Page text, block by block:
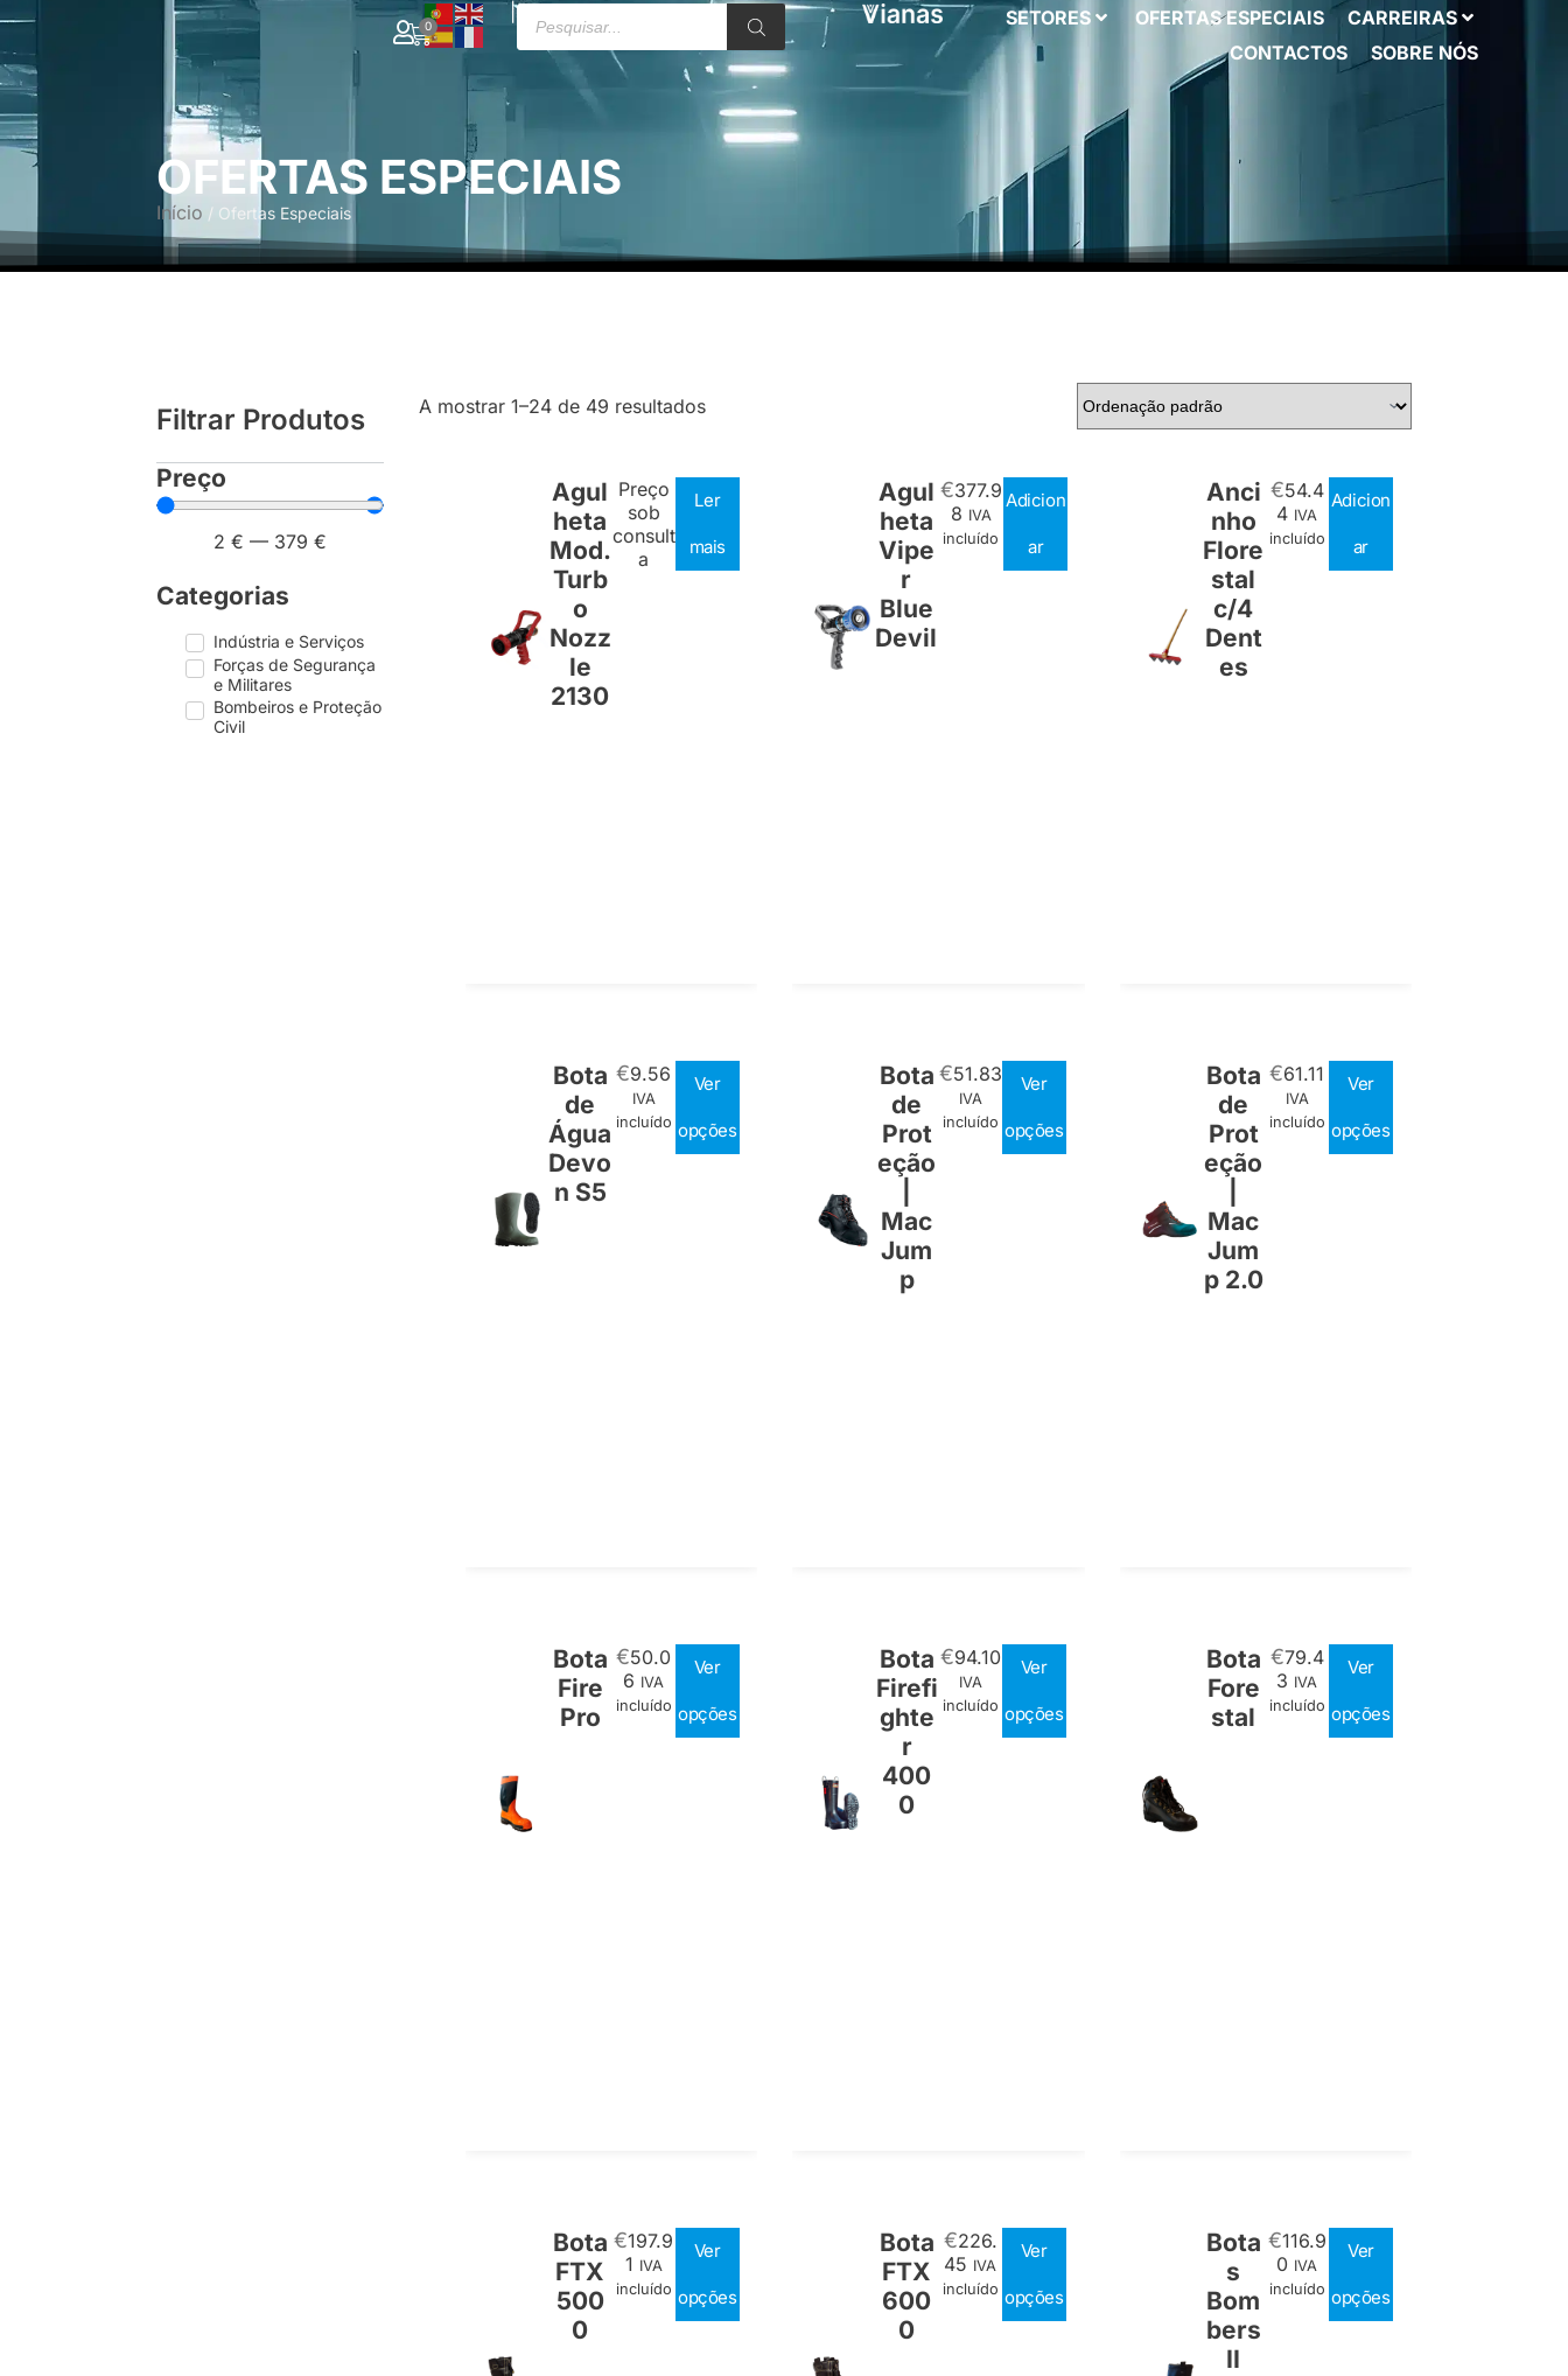
0
| SETORES OFERTAS ESPECIAIS
CARREIRAS
CONTACTOS
SOBRE NÓS
OFERTAS ESPECIAIS
Início / Ofertas Especiais
Filtrar Produtos
Preço
2 € — 379 €
Categorias
Indústria e Serviços
Forças de Segurança
e Militares
Bombeiros e Proteção
Civil
A mostrar 1–24 de 49 resultados
Agul
heta
Mod.
Turb
o
Nozz
le
2130
Preço
sob
consult
a
Ler
mais
Agul
heta
Vipe
r
Blue
Devil
€377.9
8 IVA
incluído
Adicion
ar
Anci
nho
Flore
stal
c/4
Dent
es
€54.4
4 IVA
incluído
Adicion
ar
Bota
de
Água
Devo
n S5
€9.56
IVA
incluído
Ver
opções
Bota
de
Prot
eção
Mac
Jum
p
€51.83
IVA
incluído
Ver
opções
Bota
de
Prot
eção
Mac
Jum
p 2.0
€61.11
IVA
incluído
Ver
opções
Bota
Fire
Pro
€50.0
6 IVA
incluído
Ver
opções
Bota
Firefi
ghte
r
400
0
€94.10
IVA
incluído
Ver
opções
Bota
Fore
stal
€79.4
3 IVA
incluído
Ver
opções
Bota
FTX
500
0
€197.9
1 IVA
incluído
Ver
opções
Bota
FTX
600
0
€226.
45 IVA
incluído
Ver
opções
Bota
s
Bom
bers
II
€116.9
0 IVA
incluído
Ver
opções